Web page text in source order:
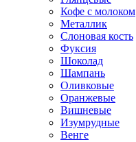
Кофе с молоком
Металлик
Слоновая кость
Фуксия
Шоколад
Шампань
Оливковые
Оранжевые
Вишневые
Изумрудные
Венге